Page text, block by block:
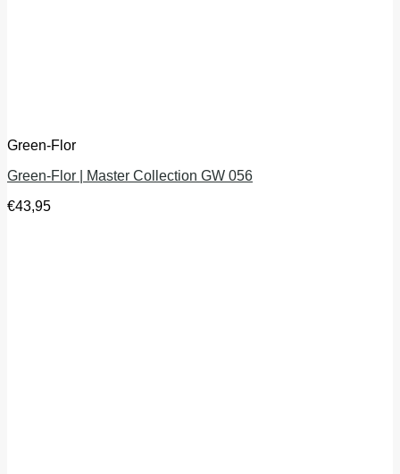
Green-Flor
Green-Flor | Master Collection GW 056
€43,95